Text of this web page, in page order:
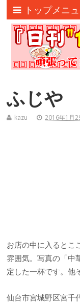
トップメニ
ふじや
kazu 2016年1月
お店の中に入るとこ
雰囲気。写真の「中
定した一杯です。他
仙台市宮城野区宮千